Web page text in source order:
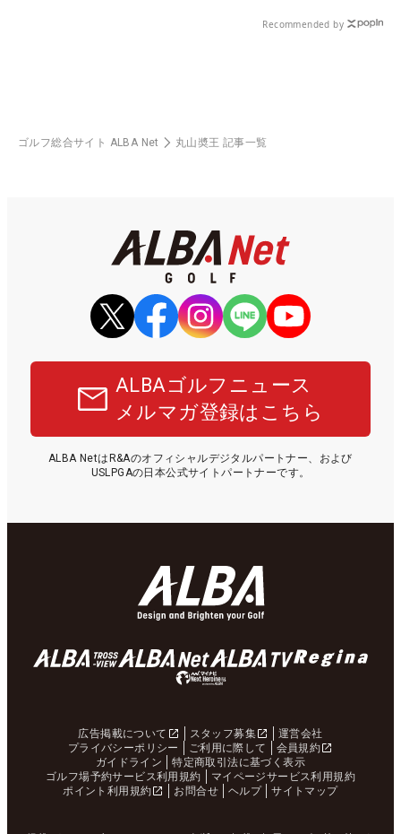
Recommended by
ゴルフ総合サイト ALBA Net 丸山奬王 記事一覧
ALBAゴルフニュース
メルマガ登録はこちら
ALBA NetはR&Aのオフィシャルデジタルパートナー、および
USLPGAの日本公式サイトパートナーです。
広告掲載について スタッフ募集
運営会社
プライバシーポリシー
ご利用に際して
会員規約
ガイドライン
特定商取引法に基づく表示
ゴルフ場予約サービス利用規約
マイページサービス利用規約
ポイント利用規約
お問合せ ヘルプ サイトマップ